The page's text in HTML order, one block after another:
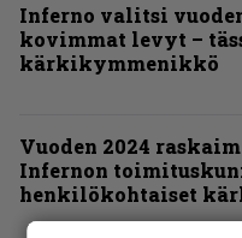
Inferno valitsi
kovimmat levyt –
kärkikymmenikkö
Vuoden 2024
Infernon
henkilökohtaiset